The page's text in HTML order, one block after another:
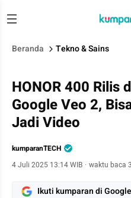
Beranda Tekno & Sains
HONOR 400 Rilis
Google Veo 2,
Jadi Video
kumparanTECH
4 Juli 2025 13:14 WIB · waktu baca
Ikuti kumparan di Google